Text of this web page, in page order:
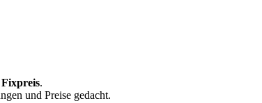
.
und Preise gedacht.